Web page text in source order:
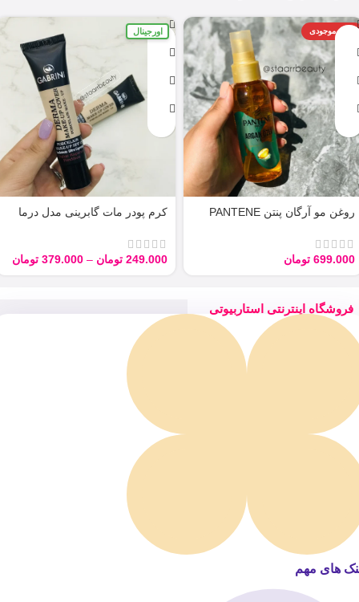
اتمام موجودی
روغن مو آرگان پنتن PANTENE
699.000 تومان
اورجینال
کرم پودر مات گابرینی مدل درما
249.000 تومان –
379.000 تومان
فروشگاه اینترنتی استاربیوتی
های مهم